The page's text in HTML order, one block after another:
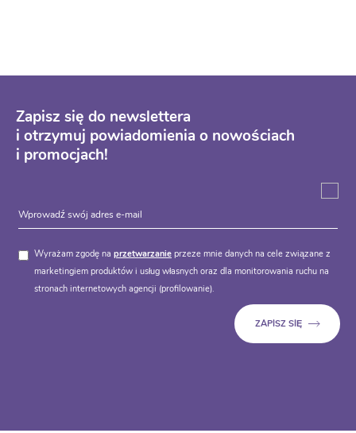
Zapisz się do newslettera
i otrzymuj powiadomienia o nowościach
i promocjach!
Wyrażam zgodę na przetwarzanie przeze mnie danych na cele związane z
marketingiem produktów i usług własnych oraz dla monitorowania ruchu na
stronach internetowych agencji (profilowanie).